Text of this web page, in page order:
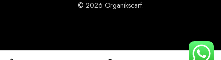
© 2026 Organikscarf.